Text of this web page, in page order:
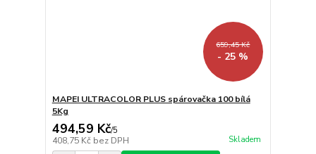
659,45 Kč
- 25 %
MAPEI ULTRACOLOR PLUS spárovačka 100 bílá
5Kg
494,59 Kč/5
408,75 Kč bez DPH Skladem